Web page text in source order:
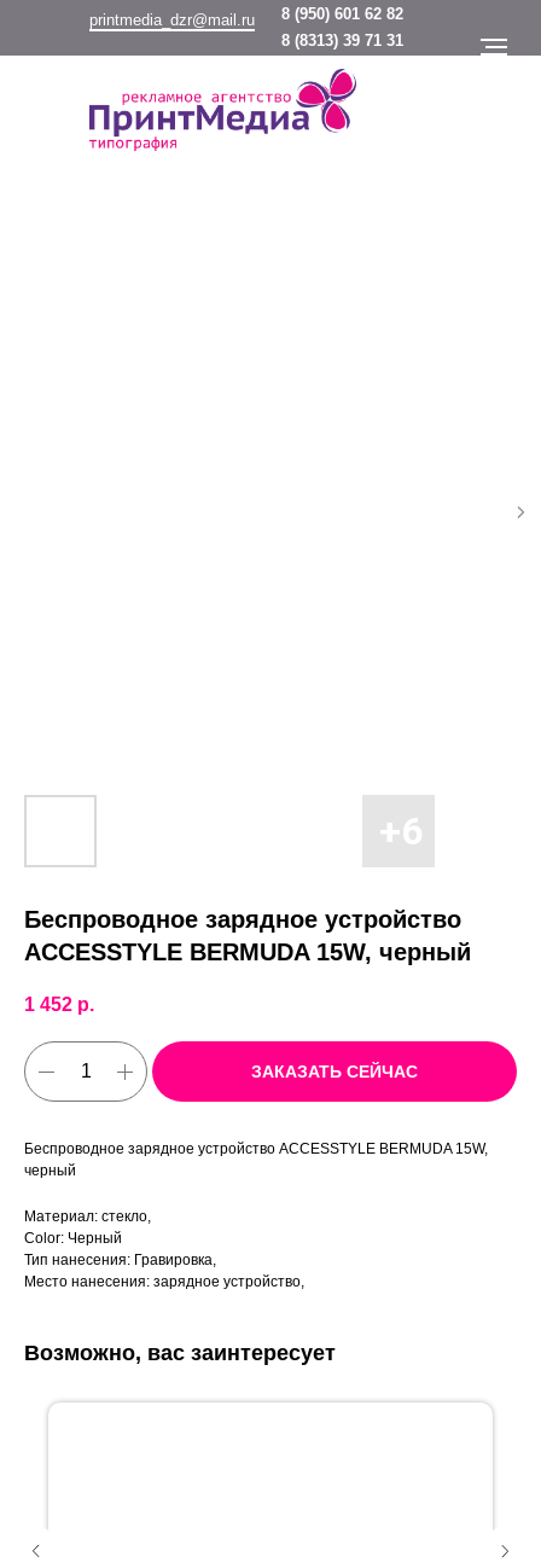
8 (950) 601 62 82
printmedia_dzr@mail.ru
8 (8313) 39 71 31
Беспроводное зарядное устройство
ACCESSTYLE BERMUDA 15W, черный
1 452 р.
ЗАКАЗАТЬ СЕЙЧАС
Беспроводное зарядное устройство ACCESSTYLE BERMUDA 15W,
черный
Материал: стекло,
Color: Черный
Тип нанесения: Гравировка,
Место нанесения: зарядное устройство,
Возможно, вас заинтересует